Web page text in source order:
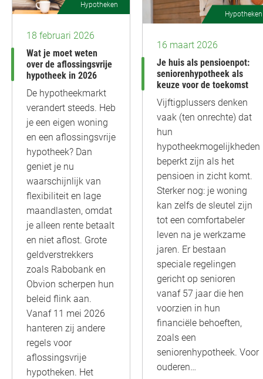
Hypotheken
18 februari 2026
Wat je moet weten
over de aflossingsvrije
hypotheek in 2026
De hypotheekmarkt
verandert steeds. Heb
je een eigen woning
en een aflossingsvrije
hypotheek? Dan
geniet je nu
waarschijnlijk van
flexibiliteit en lage
maandlasten, omdat
je alleen rente betaalt
en niet aflost. Grote
geldverstrekkers
zoals Rabobank en
Obvion scherpen hun
beleid flink aan.
Vanaf 11 mei 2026
hanteren zij andere
regels voor
aflossingsvrije
hypotheken. Het
Hypotheken
16 maart 2026
Je huis als pensioenpot:
seniorenhypotheek als
keuze voor de toekomst
Vijftigplussers denken
vaak (ten onrechte) dat
hun
hypotheekmogelijkheden
beperkt zijn als het
pensioen in zicht komt.
Sterker nog: je woning
kan zelfs de sleutel zijn
tot een comfortabeler
leven na je werkzame
jaren. Er bestaan
speciale regelingen
gericht op senioren
vanaf 57 jaar die hen
voorzien in hun
financiële behoeften,
zoals een
seniorenhypotheek. Voor
ouderen…